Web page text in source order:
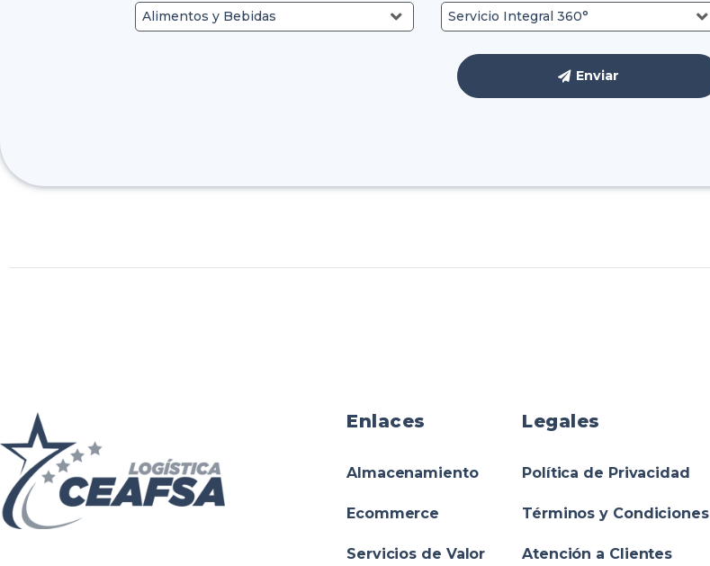
Enviar
Enlaces
Almacenamiento
Ecommerce
Servicios de Valor
Legales
Política de Privacidad
Términos y Condiciones
Atención a Clientes